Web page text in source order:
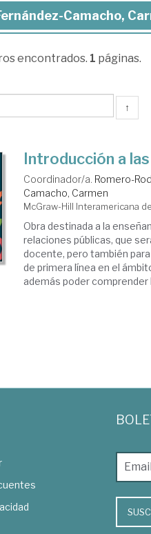
Camacho,
encontrados. 1 páginas.
↑
Introducción a
Coordinador/a. Romero-
Camacho, Carmen
McGraw-Hill Interamericana
Obra destinada a la
relaciones públicas, que
docente, pero también
de primera línea en el
además poder comprender